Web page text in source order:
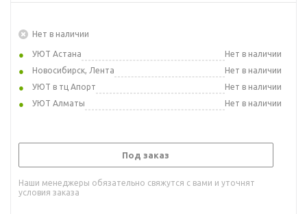
Нет в наличии
УЮТ Астана
Нет в наличии
Новосибирск, Лента
Нет в наличии
УЮТ в тц Апорт
Нет в наличии
УЮТ Алматы
Нет в наличии
Под заказ
Наши менеджеры обязательно свяжутся с вами и уточнят
условия заказа